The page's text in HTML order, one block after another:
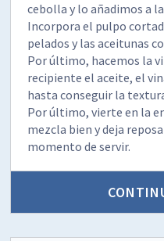
cebolla y lo añadimos a
Incorpora el pulpo
pelados y las aceitunas
Por último, hacemos la
recipiente el aceite, el
hasta conseguir la
Por último, vierte en la
mezcla bien y deja
momento de servir.